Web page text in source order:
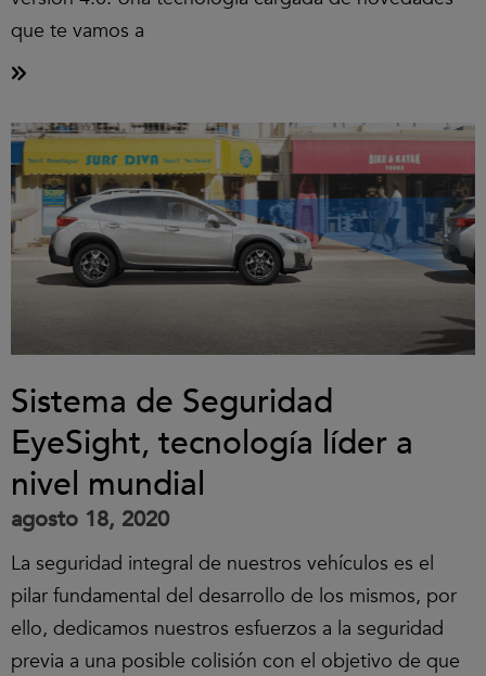
que te vamos a
Sistema de Seguridad
EyeSight, tecnología líder a
nivel mundial
agosto 18, 2020
La seguridad integral de nuestros vehículos es el
pilar fundamental del desarrollo de los mismos, por
ello, dedicamos nuestros esfuerzos a la seguridad
previa a una posible colisión con el objetivo de que